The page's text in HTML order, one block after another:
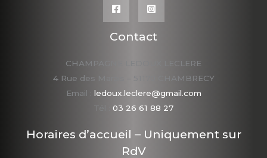
Contact
CHAMPAGNE LEDOUX LECLERE
4 Rue des Marais – 51170 CHAMBRECY
Email : ledoux.leclere@gmail.com
Tél : 03 26 61 88 27
Horaires d’accueil – Uniquement sur
RdV